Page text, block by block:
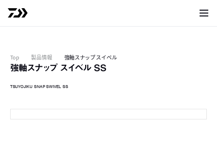
サイ
Top 製品情報 強軸スナップ スイベル
強軸スナップ スイベル SS
TSUYOJIKU SNAP SWIVEL SS